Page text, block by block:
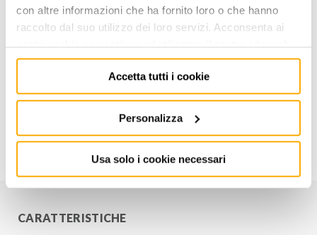
con altre informazioni che ha fornito loro o che hanno
raccolto dal suo utilizzo dei loro servizi. Acconsenta ai
nostri cookie se continua ad utilizzare il nostro sito web.
Accetta tutti i cookie
Personalizza
Usa solo i cookie necessari
AGGIUNGI AL CARRELLO
Condividi
CARATTERISTICHE